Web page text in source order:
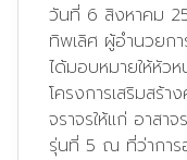
วันที่ 6 สิงหาคม
ทิพเลิศ ผู้อำนวยกา
ได้มอบหมายให้หัว
โครงการเสริมสร้
จราจรให้แก่ อาสา
รุ่นที่ 5 ณ ที่ว่าการ